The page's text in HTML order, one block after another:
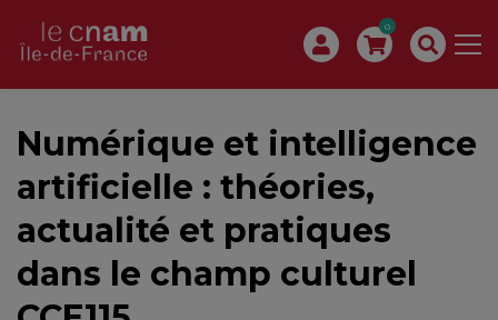
0
Numérique et intelligence
artificielle : théories,
actualité et pratiques
dans le champ culturel